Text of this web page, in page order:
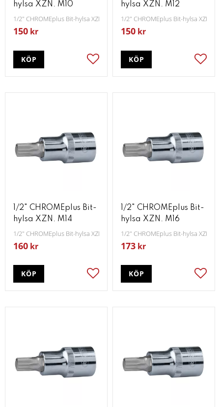
hylsa XZN. M10
1/2" CHROMEplus Bit-hylsa XZN M10
150 kr
Lägg till i favoriter
KÖP
hylsa XZN. M12
1/2" CHROMEplus Bit-hylsa XZN
150 kr
KÖP
1/2" CHROMEplus Bit-
hylsa XZN. M14
1/2" CHROMEplus Bit-hylsa XZN M14
160 kr
Lägg till i favoriter
KÖP
1/2" CHROMEplus Bit-
hylsa XZN. M16
1/2" CHROMEplus Bit-hylsa XZN
173 kr
KÖP